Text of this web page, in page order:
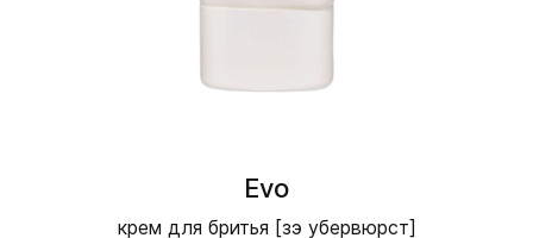
Evo
крем для бритья [зэ убервюрст]